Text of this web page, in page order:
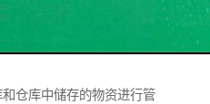
仓库中储存的物资进行管